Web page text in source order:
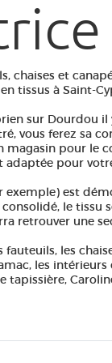
chaises et
tissus à Saint-
sur Dourdou
vous ferez sa
magasin pour le
adaptée pour
exemple) est
le tissu
retrouver une
les
les
tapissière,